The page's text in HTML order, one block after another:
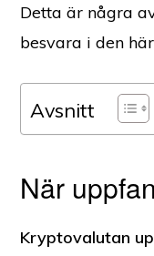
Detta är några
besvara i den
Avsnitt
När
Kryptovalutan